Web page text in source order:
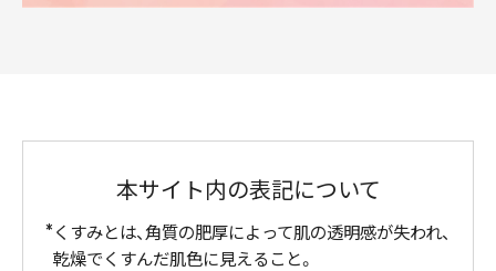
本サイト内の表記について
くすみとは、角質の肥厚によって肌の透明感が失われ、
乾燥でくすんだ肌色に見えること。